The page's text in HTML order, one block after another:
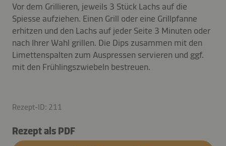
Vor dem Grillieren, jeweils 3 Stück Lachs auf die
Spiesse aufziehen. Einen Grill oder eine Grillpfanne
erhitzen und den Lachs auf jeder Seite 3 Minuten oder
nach Ihrer Wahl grillen. Die Dips zusammen mit den
Limettenspalten zum Auspressen servieren und ggf.
mit den Frühlingszwiebeln bestreuen.
Rezept-ID: 211
Rezept als PDF